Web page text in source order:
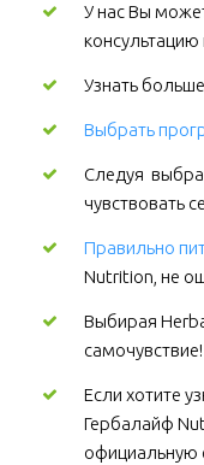
У нас Вы
Узнать
Выбрать
Следуя
чувствовать
Правильно
Nutrition, не
Выбирая
самочувствие!
Если хотите
Гербалайф
официальную